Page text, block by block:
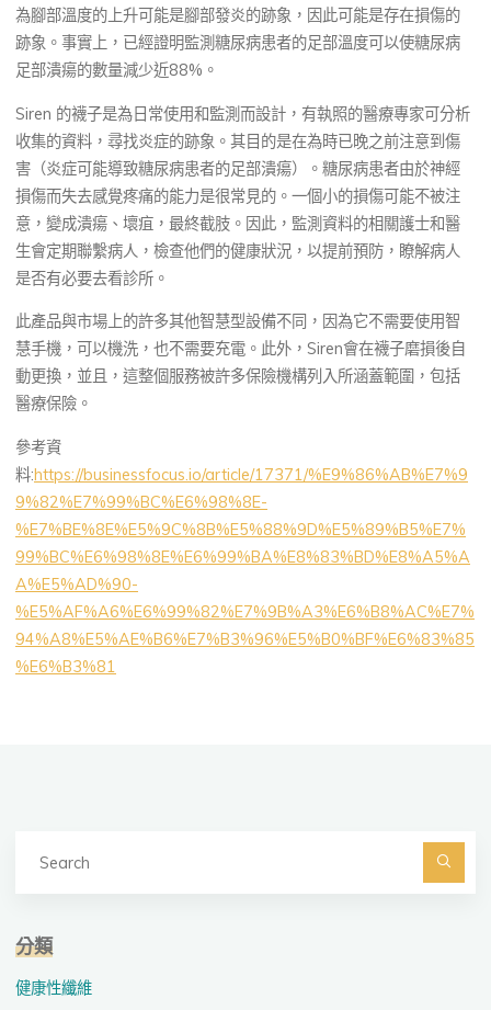
為腳部溫度的上升可能是腳部發炎的跡象，因此可能是存在損傷的
跡象。事實上，已經證明監測糖尿病患者的足部溫度可以使糖尿病
足部潰瘍的數量減少近88%。
Siren 的襪子是為日常使用和監測而設計，有執照的醫療專家可分析
收集的資料，尋找炎症的跡象。其目的是在為時已晚之前注意到傷
害（炎症可能導致糖尿病患者的足部潰瘍）。糖尿病患者由於神經
損傷而失去感覺疼痛的能力是很常見的。一個小的損傷可能不被注
意，變成潰瘍、壞疽，最終截肢。因此，監測資料的相關護士和醫
生會定期聯繫病人，檢查他們的健康狀況，以提前預防，瞭解病人
是否有必要去看診所。
此產品與市場上的許多其他智慧型設備不同，因為它不需要使用智
慧手機，可以機洗，也不需要充電。此外，Siren會在襪子磨損後自
動更換，並且，這整個服務被許多保險機構列入所涵蓋範圍，包括
醫療保險。
參考資
料:https://businessfocus.io/article/17371/%E9%86%AB%E7%9
9%82%E7%99%BC%E6%98%8E-
%E7%BE%8E%E5%9C%8B%E5%88%9D%E5%89%B5%E7%
99%BC%E6%98%8E%E6%99%BA%E8%83%BD%E8%A5%A
A%E5%AD%90-
%E5%AF%A6%E6%99%82%E7%9B%A3%E6%B8%AC%E7%
94%A8%E5%AE%B6%E7%B3%96%E5%B0%BF%E6%83%85
%E6%B3%81
Search
分類
健康性纖維